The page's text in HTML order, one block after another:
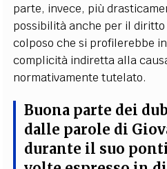
parte, invece, più
possibilità anche per il
colposo che si profilerebbe
complicità indiretta alla
normativamente tutelato.
Buona parte dei
dalle parole di
durante il suo